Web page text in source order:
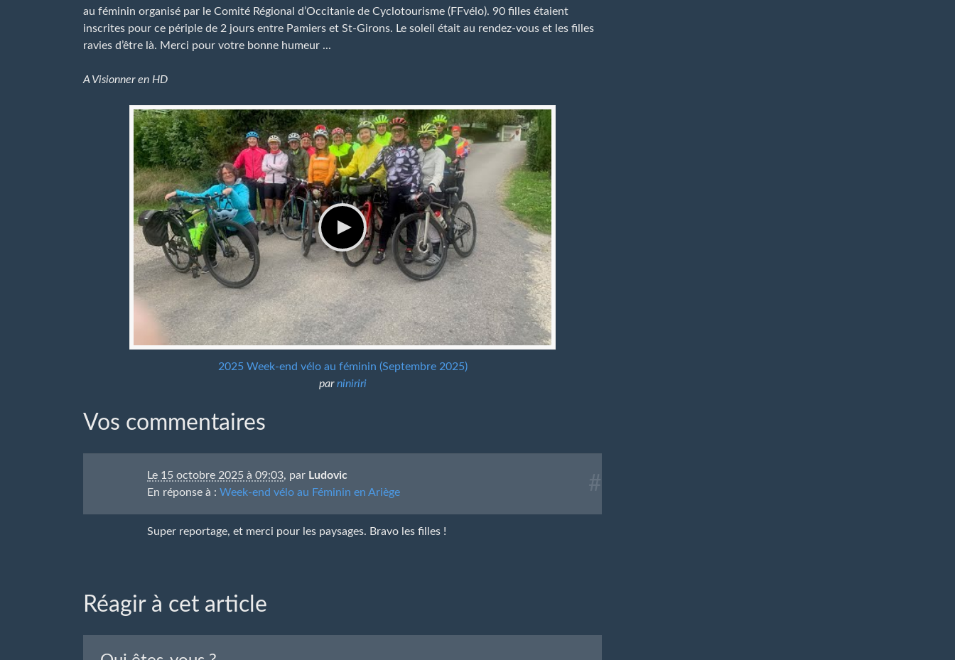
au féminin organisé par le Comité Régional d’Occitanie de Cyclotourisme (FFvélo). 90 filles étaient
inscrites pour ce périple de 2 jours entre Pamiers et St-Girons. Le soleil était au rendez-vous et les filles
ravies d’être là. Merci pour votre bonne humeur ...
A Visionner en HD
2025 Week-end vélo au féminin (Septembre 2025)
parniniriri
Vos commentaires
Le 15 octobre 2025 à 09:03, par Ludovic
En réponse à : Week-end vélo au Féminin en Ariège
Super reportage, et merci pour les paysages. Bravo les filles !
Réagir à cet article